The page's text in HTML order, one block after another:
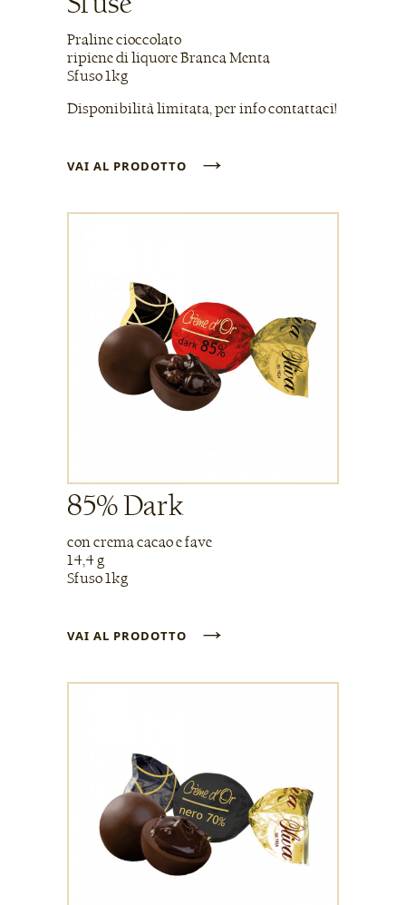
Praline cioccolato
ripiene di liquore Branca Menta
Sfuso 1kg
Disponibilità limitata, per info contattaci!
VAI AL PRODOTTO →
85% Dark
con crema cacao e fave
14,4 g
Sfuso 1kg
VAI AL PRODOTTO →